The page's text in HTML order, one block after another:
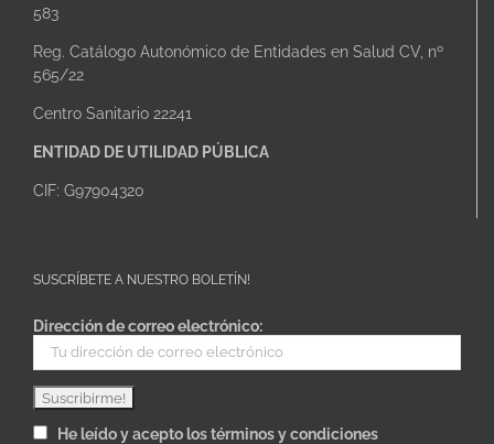
583
Reg. Catálogo Autonómico de Entidades en Salud CV, nº
565/22
Centro Sanitario 22241
ENTIDAD DE UTILIDAD PÚBLICA
CIF: G97904320
SUSCRÍBETE A NUESTRO BOLETÍN!
Dirección de correo electrónico:
He leído y acepto los términos y condiciones